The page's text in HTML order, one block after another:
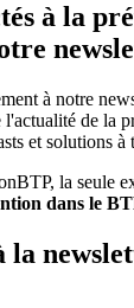
à la
à notre
l'actualité de la
et solutions à
la seule
dans le
la